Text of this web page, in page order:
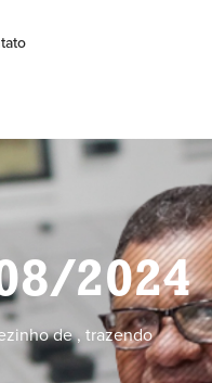
2024
de , trazendo